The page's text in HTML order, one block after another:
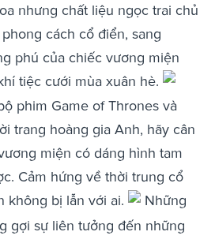
nhưng chất liệu ngọc trai chủ
cách cổ điển, sang
phú của chiếc vương miện
tiệc cưới mùa xuân hè.
phim Game of Thrones và
trang hoàng gia Anh, hãy cân
miện có dáng hình tam
Cảm hứng về thời trung cổ
không bị lẫn với ai.
Những
gợi sự liên tưởng đến những